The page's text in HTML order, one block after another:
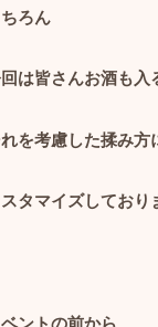
ろん
は皆さんお酒も入
を考慮した揉み方
タマイズしており